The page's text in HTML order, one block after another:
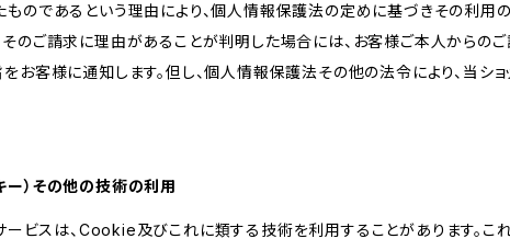
のであるという理由により、個人情報保護法の定めに基づきその利用の
そのご請求に理由があることが判明した場合には、お客様ご本人からの
をお客様に通知します。但し、個人情報保護法その他の法令により、当
）その他の技術の利用
サービスは、Cookie及びこれに類する技術を利用することがあります。